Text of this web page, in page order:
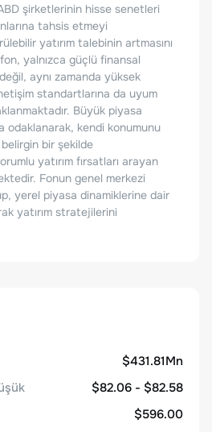
şirketlerinin hisse senetleri
tahsis etmeyi
yatırım talebinin artmasını
yalnızca güçlü finansal
aynı zamanda yüksek
standartlarına da uyum
Büyük piyasa
odaklanarak, kendi konumunu
bir şekilde
yatırım fırsatları arayan
Fonun genel merkezi
yerel piyasa dinamiklerine dair
yatırım stratejilerini
$431.81Mn
$82.06 - $82.58
$596.00